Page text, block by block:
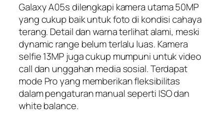
Galaxy A05s dilengkapi kamera utama 50MP
yang cukup baik untuk foto di kondisi cahaya
terang. Detail dan warna terlihat alami, meski
dynamic range belum terlalu luas. Kamera
selfie 13MP juga cukup mumpuni untuk video
call dan unggahan media sosial. Terdapat
mode Pro yang memberikan fleksibilitas
dalam pengaturan manual seperti ISO dan
white balance.